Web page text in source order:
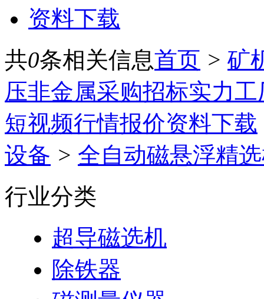
资料下载
共0条相关信息首页 > 矿
压非金属采购招标实力工
短视频行情报价资料下载
设备 > 全自动磁悬浮精
行业分类
超导磁选机
除铁器